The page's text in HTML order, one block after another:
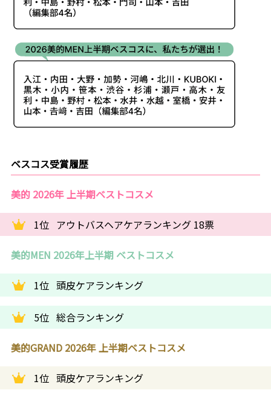
ベスコス受賞履歴
美的 2026年 上半期ベストコスメ
1位 アウトバスヘアケアランキング 18票
美的MEN 2026年上半期 ベストコスメ
1位 頭皮ケアランキング
5位 総合ランキング
美的GRAND 2026年 上半期ベストコスメ
1位 頭皮ケアランキング